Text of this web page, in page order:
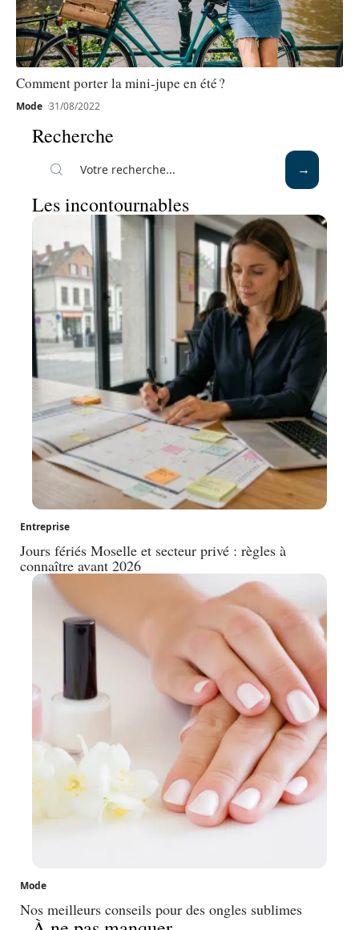
Comment porter la mini-jupe en été ?
Mode 31/08/2022
Recherche
Les incontournables
Entreprise
Jours fériés Moselle et secteur privé : règles à
connaître avant 2026
Mode
Nos meilleurs conseils pour des ongles sublimes